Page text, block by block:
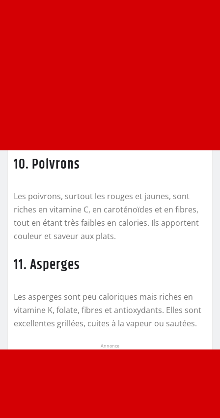
10. Poivrons
Les poivrons, surtout les rouges et jaunes, sont
riches en vitamine C, en caroténoïdes et en fibres,
tout en étant très faibles en calories. Ils apportent
couleur et saveur aux plats.
11. Asperges
Les asperges sont peu caloriques mais riches en
vitamine K, folate, fibres et antioxydants. Elles sont
excellentes grillées, cuites à la vapeur ou sautées.
Annonce